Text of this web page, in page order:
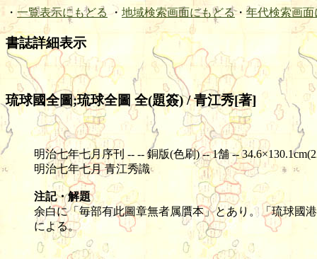
・ 一覧表示にもどる ・ 地域検索画面にもどる・ 年代検索画面
書誌詳細表示
琉球國全圖;琉球全圖 全(題簽) / 青江秀[著]
明治七年七月序刊 -- -- 銅版(色刷) -- 1舗 --
明治七年七月 青江秀識
注記・解題
余白に「毎部有此圖章無者属贋本」とあり。「琉球國
による。